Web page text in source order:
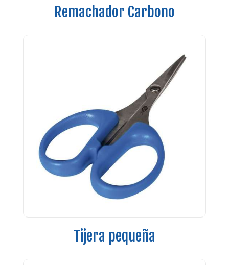
Remachador Carbono
Tijera pequeña